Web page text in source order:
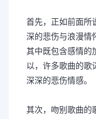
首先，正如前面所
深的悲伤与浪漫情
其中既包含感情的
以，许多歌曲的歌
深深的悲伤情感。
其次，吻别歌曲的